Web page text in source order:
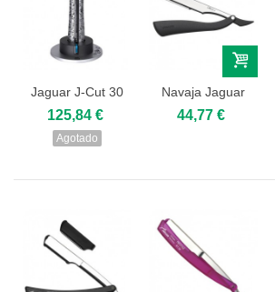
Jaguar J-Cut 30
Flowery
125,84 €
Agotado
Navaja Jaguar
ORCA S
44,77 €